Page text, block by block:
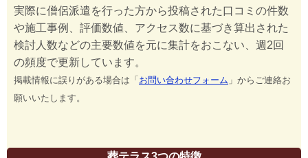
実際に僧侶派遣を行った方から投稿された口コミの件数
や施工事例、評価数値、アクセス数に基づき算出された
検討人数などの主要数値を元に集計をおこない、週2回
の頻度で更新しています。
掲載情報に誤りがある場合は「お問い合わせフォーム 」からご連絡お
願いいたします。